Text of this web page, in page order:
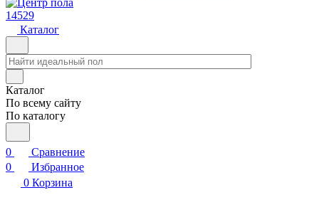
14529
Каталог
Каталог
По всему сайту
По каталогу
0
Сравнение
0
Избранное
0 Корзина